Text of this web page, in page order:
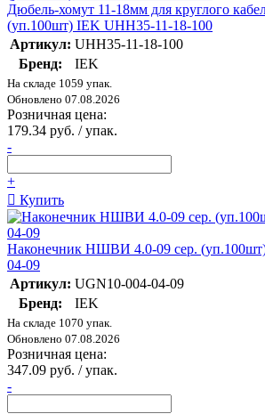
Дюбель-хомут 11-18мм для круглого
(уп.100шт) IEK UHH35-11-18-100
Артикул: UHH35-11-18-100
Бренд:
IEK
На складе 1059 упак.
Обновлено 07.08.2026
Розничная цена:
179.34 руб. / упак.
-
+
Купить
Наконечник НШВИ 4.0-09 сер.
04-09
Артикул: UGN10-004-04-09
Бренд:
IEK
На складе 1070 упак.
Обновлено 07.08.2026
Розничная цена:
347.09 руб. / упак.
-